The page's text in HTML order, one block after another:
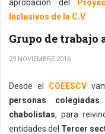
aprobación del
Inclusivos de la C.V.
Grupo de
29 NOVIEMBRE 2016
Desde el COEESCV
personas
chabolistas, para
entidades del Tercer